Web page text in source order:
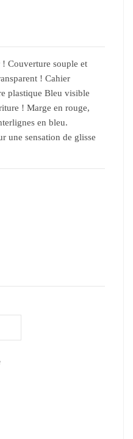
Couverture souple et
! Cahier
plastique Bleu visible
! Marge en rouge,
en bleu.
une sensation de glisse